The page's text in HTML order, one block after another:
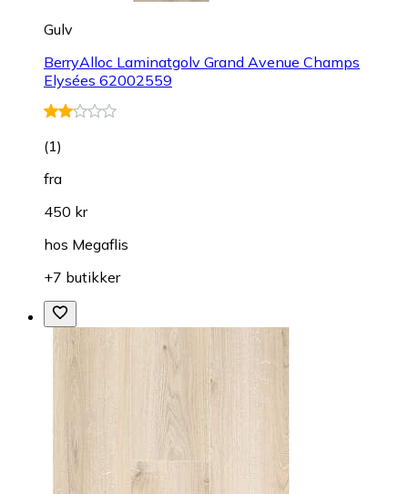
Gulv
BerryAlloc Laminatgolv Grand Avenue Champs
Elysées 62002559
(1)
fra
450 kr
hos Megaflis
+7 butikker